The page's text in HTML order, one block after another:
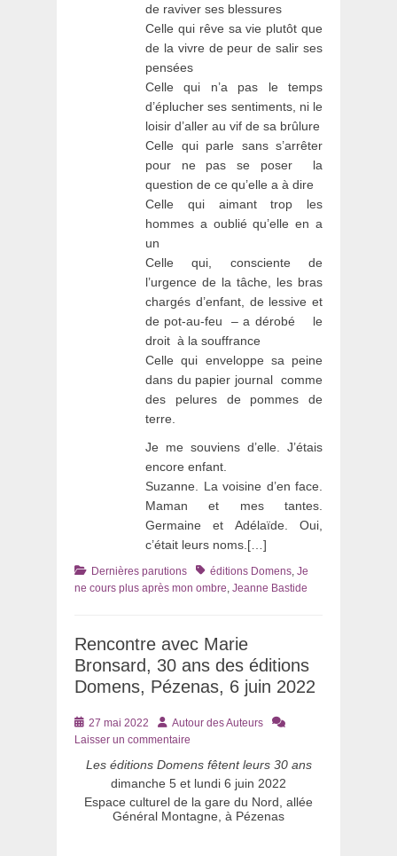
de raviver ses blessures
Celle qui rêve sa vie plutôt que
de la vivre de peur de salir ses
pensées
Celle qui n’a pas le temps
d’éplucher ses sentiments, ni le
loisir d’aller au vif de sa brûlure
Celle qui parle sans s’arrêter
pour ne pas se poser la
question de ce qu’elle a à dire
Celle qui aimant trop les
hommes a oublié qu’elle en a
un
Celle qui, consciente de
l’urgence de la tâche, les bras
chargés d’enfant, de lessive et
de pot-au-feu – a dérobé le
droit à la souffrance
Celle qui enveloppe sa peine
dans du papier journal comme
des pelures de pommes de
terre.
Je me souviens d’elle. J’étais
encore enfant.
Suzanne. La voisine d’en face.
Maman et mes tantes.
Germaine et Adélaïde. Oui,
c’était leurs noms.[…]
Catégories
Dernières parutions Tagséditions Domens, Je
ne cours plus après mon ombre, Jeanne Bastide
Rencontre avec Marie
Bronsard, 30 ans des éditions
Domens, Pézenas, 6 juin 2022
Posté
le
27 mai 2022 AuteurAutour des Auteurs
Laisser un commentaire
Les éditions Domens fêtent leurs 30 ans
dimanche 5 et lundi 6 juin 2022
Espace culturel de la gare du Nord, allée
Général Montagne, à Pézenas